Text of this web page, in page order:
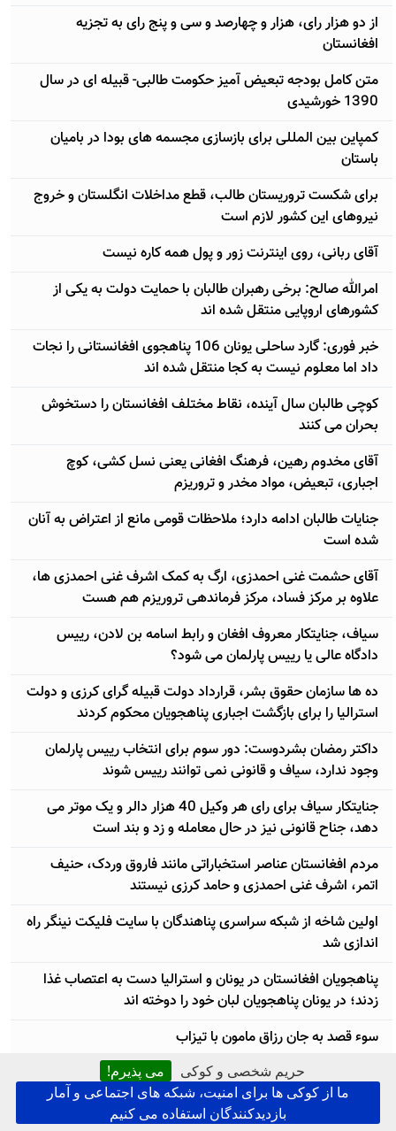
حریم شخصی و کوکی
می پذیرم!
ما از کوکی ها برای امنیت، شبکه های اجتماعی و آمار
بازدیدکنندگان استفاده می کنیم
از دو هزار رای، هزار و چهارصد و سی و پنج رای به تجزیه
افغانستان
متن کامل بودجه تبعیض آمیز حکومت طالبی- قبیله ای در سال
1390 خورشیدی
کمپاین بین المللی برای بازسازی مجسمه های بودا در بامیان
باستان
برای شکست تروریستان طالب، قطع مداخلات انگلستان و خروج
نیروهای این کشور لازم است
آقای ربانی، روی اینترنت زور و پول همه کاره نیست
امرالله صالح: برخی رهبران طالبان با حمایت دولت به يکی از
کشورهای اروپایی منتقل شده اند
خبر فوری: گارد ساحلی یونان 106 پناهجوی افغانستانی را نجات
داد اما معلوم نیست به کجا منتقل شده اند
کوچی طالبان سال آینده، نقاط مختلف افغانستان را دستخوش
بحران می کنند
آقای مخدوم رهین، فرهنگ افغانی یعنی نسل کشی، کوچ
اجباری، تبعیض، مواد مخدر و تروريزم
جنایات طالبان ادامه دارد؛ ملاحظات قومی مانع از اعتراض به آنان
شده است
آقای حشمت غنی احمدزی، ارگ به کمک اشرف غنی احمدزی ها،
علاوه بر مرکز فساد، مرکز فرماندهی تروریزم هم هست
سیاف، جنایتکار معروف افغان و رابط اسامه بن لادن، رییس
دادگاه عالی یا رییس پارلمان می شود؟
ده ها سازمان حقوق بشر، قرارداد دولت قبیله گرای کرزی و دولت
استرالیا را برای بازگشت اجباری پناهجویان محکوم کردند
داکتر رمضان بشردوست: دور سوم برای انتخاب رییس پارلمان
وجود ندارد، سیاف و قانونی نمی توانند رییس شوند
جنایتکار سیاف برای رای هر وکیل 40 هزار دالر و یک موتر می
دهد، جناح قانونی نیز در حال معامله و زد و بند است
مردم افغانستان عناصر استخباراتی مانند فاروق وردک، حنیف
اتمر، اشرف غنی احمدزی و حامد کرزی نیستند
اولین شاخه از شبکه سراسری پناهندگان با سایت فلیکت نینگر راه
اندازی شد
پناهجویان افغانستان در یونان و استرالیا دست به اعتصاب غذا
زدند؛ در یونان پناهجویان لبان خود را دوخته اند
سوء قصد به جان رزاق مامون با تیزاب
امضای قرارداد بازگشت پناهجویان از استرالیا؛ دولت افغانستان
بلای جان شهروندانش است!